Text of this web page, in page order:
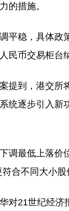
的措施。
平稳，具体
民币交易柜台
提到，港交所
统逐步引入
调最低上落
合不同大小
对21世纪经